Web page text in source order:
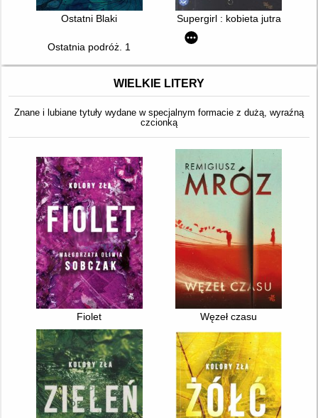
Ostatni Blaki Supergirl : kobieta jutra
Ostatnia podróż. 1
WIELKIE LITERY
Znane i lubiane tytuły wydane w specjalnym formacie z dużą, wyraźną
czcionką
Fiolet Węzeł czasu